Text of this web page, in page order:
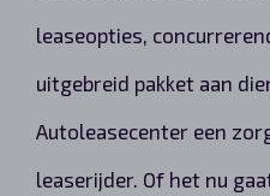
leaseopties,
uitgebreid pakket aan
Autoleasecenter een
leaserijder. Of het nu